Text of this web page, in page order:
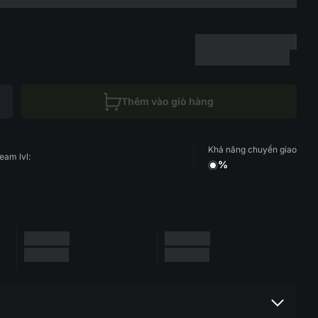
Thêm vào giỏ hàng
lvl:
Khả năng chuyển giao
%